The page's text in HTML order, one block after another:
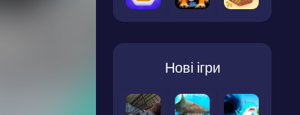
Нові ігри